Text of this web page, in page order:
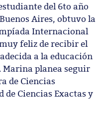
del 6to año
Aires, obtuvo la
Internacional
feliz de recibir el
a la educación
Marina planea seguir
de Ciencias
de Ciencias Exactas y